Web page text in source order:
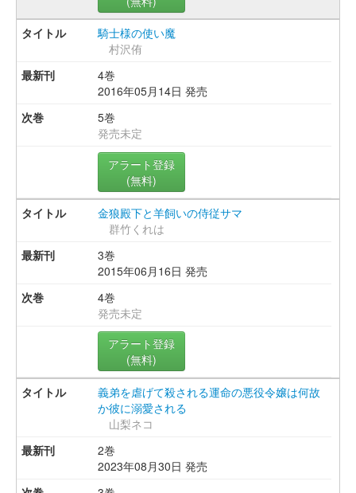
騎士様の使い魔
村沢侑
4巻
2016年05月14日 発売
5巻
発売未定
アラート登録
(無料)
金狼殿下と羊飼いの侍従サマ
群竹くれは
3巻
2015年06月16日 発売
4巻
発売未定
アラート登録
(無料)
義弟を虐げて殺される運命の悪役令嬢は何故
か彼に溺愛される
山梨ネコ
2巻
2023年08月30日 発売